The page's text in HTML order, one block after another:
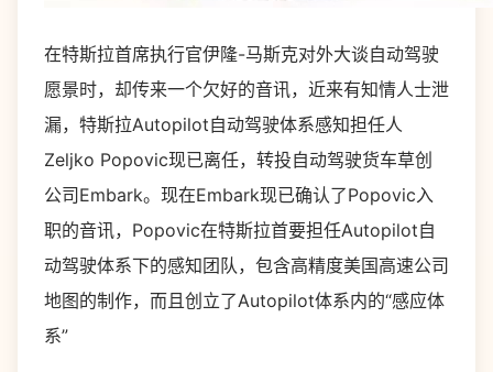
在特斯拉首席执行官伊隆-马斯克对外大谈自动驾驶
愿景时，却传来一个欠好的音讯，近来有知情人士泄
漏，特斯拉Autopilot自动驾驶体系感知担任人
Zeljko Popovic现已离任，转投自动驾驶货车草创
公司Embark。现在Embark现已确认了Popovic入
职的音讯，Popovic在特斯拉首要担任Autopilot自
动驾驶体系下的感知团队，包含高精度美国高速公司
地图的制作，而且创立了Autopilot体系内的“感应体
系”